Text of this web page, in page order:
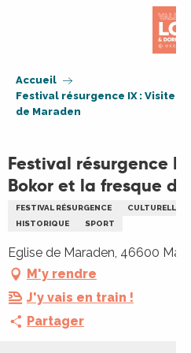
Accueil
Festival résurgence IX : Visite
de Maraden
Festival résurgence
Bokor et la fresque
FESTIVAL RÉSURGENCE CULTURELLE
HISTORIQUE
SPORT
Eglise de Maraden, 46600
M'y rendre
J'y vais en train !
Partager